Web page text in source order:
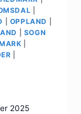
OPPLAND
SOGN
2025